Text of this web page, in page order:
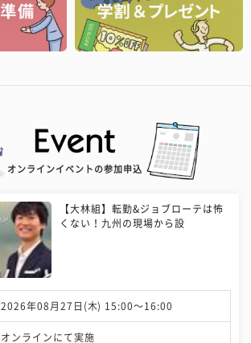
オンラインイベントの参加申込
【大林組】転勤&ジョブローテは怖
くない！九州の現場から設
2026年08月27日(木) 15:00〜16:00
オンラインにて実施